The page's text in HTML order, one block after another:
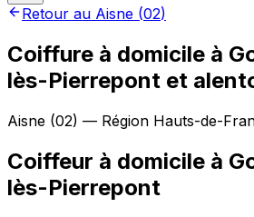
Retour au Aisne (02)
Coiffure à domicile à
lès-Pierrepont et
Aisne (02) — Région Hauts-de-
Coiffeur à domicile à
lès-Pierrepont